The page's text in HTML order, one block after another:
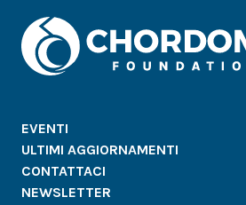
EVENTI
ULTIMI AGGIORNAMENTI
CONTATTACI
NEWSLETTER